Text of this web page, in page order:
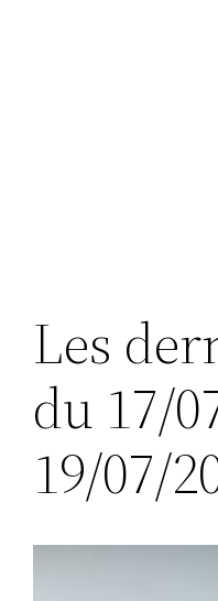
Les
du 17/
19/07/